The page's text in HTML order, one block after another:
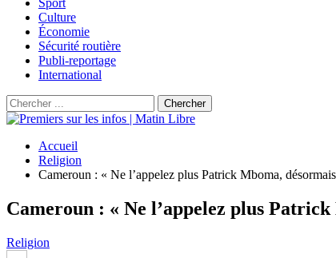
Sport
Culture
Économie
Sécurité routière
Publi-reportage
International
Accueil
Religion
Cameroun : « Ne l’appelez plus Patrick Mboma,
Cameroun : « Ne l’appelez plus
Religion